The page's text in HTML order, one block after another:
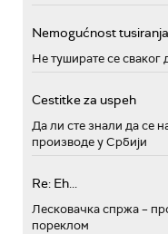
Nemogućnost tusiranja
Не туширате се сваког
Cestitke za uspeh
Да ли сте знали да се
производе у Србији
Re: Eh...
Лесковачка спржа –
пореклом